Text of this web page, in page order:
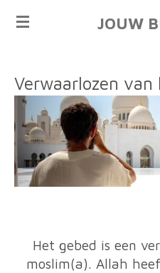
Ga
hoofdinhoud
JOUW
Verwaarlozen van
Het gebed is een
moslim(a). Allah